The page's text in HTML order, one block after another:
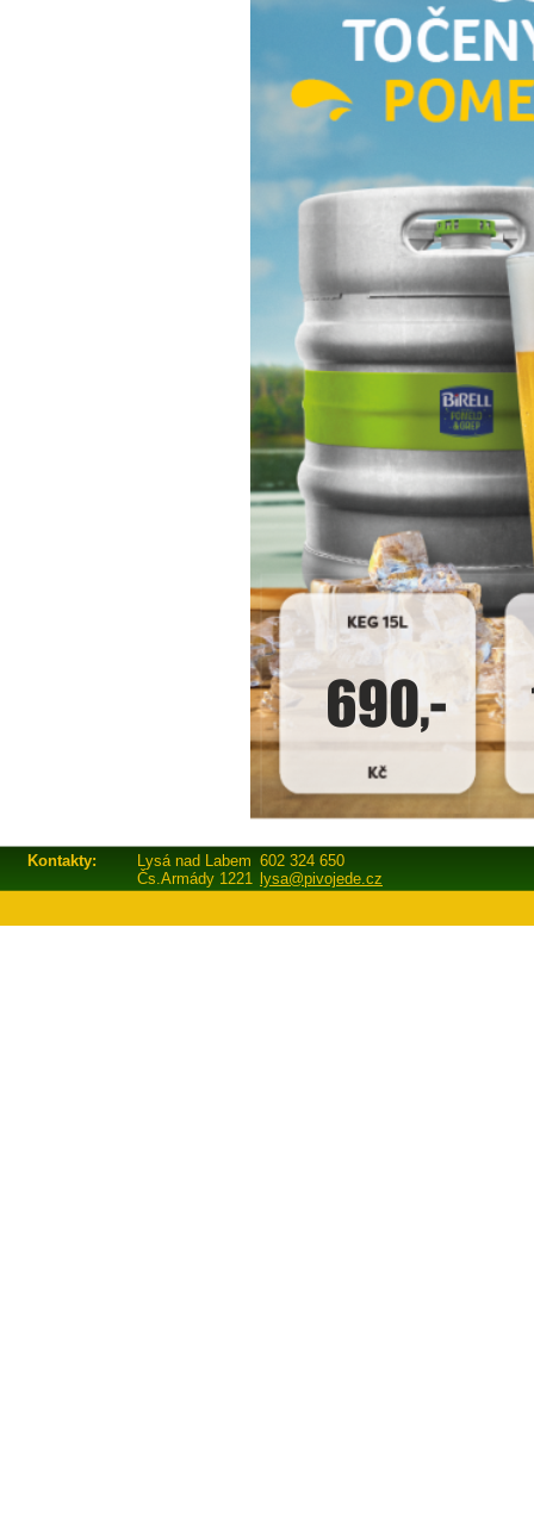
Kontakty: Lysá nad Labem 602 324 650
Čs.Armády 1221 lysa@pivojede.cz